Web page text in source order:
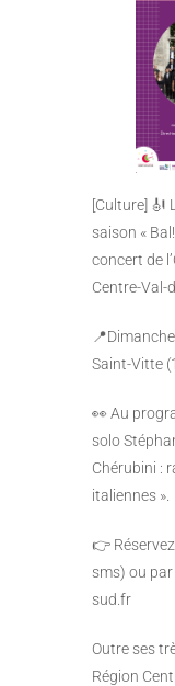
[Culture] 🎻
saison «
concert de
Centre-Val-
Saint-Vitte
👀 Au
solo
Chérubini :
italiennes ».
👉
sms) ou
sud.fr
Outre ses
Région